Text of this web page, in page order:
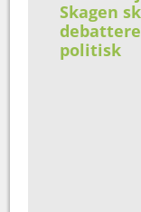
Skagen
politisk